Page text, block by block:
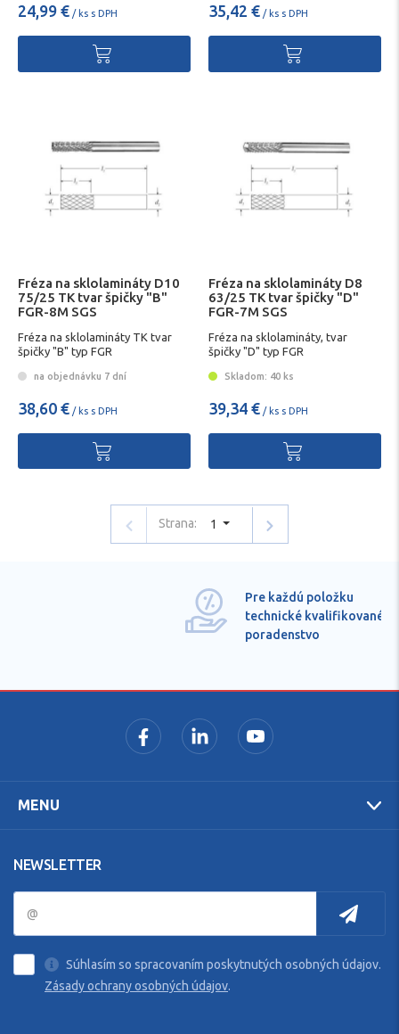
24,99 € / ks s DPH 35,42 € / ks s DPH
Fréza na sklolamináty D10
75/25 TK tvar špičky "B"
FGR-8M SGS
Fréza na sklolamináty TK tvar
špičky "B" typ FGR
na objednávku 7 dní
38,60 € / ks s DPH
Fréza na sklolamináty D8
63/25 TK tvar špičky "D"
FGR-7M SGS
Fréza na sklolamináty, tvar
špičky "D" typ FGR
Skladom: 40 ks
39,34 € / ks s DPH
Strana: 1
Pre každú položku
technické kvalifikované
poradenstvo
MENU
NEWSLETTER
Súhlasím so spracovaním poskytnutých osobných údajov.
Zásady ochrany osobných údajov.